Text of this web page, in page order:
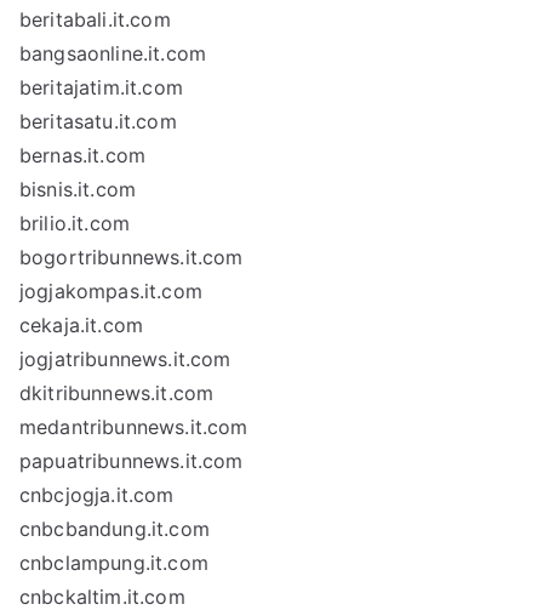
beritabali.it.com
bangsaonline.it.com
beritajatim.it.com
beritasatu.it.com
bernas.it.com
bisnis.it.com
brilio.it.com
bogortribunnews.it.com
jogjakompas.it.com
cekaja.it.com
jogjatribunnews.it.com
dkitribunnews.it.com
medantribunnews.it.com
papuatribunnews.it.com
cnbcjogja.it.com
cnbcbandung.it.com
cnbclampung.it.com
cnbckaltim.it.com